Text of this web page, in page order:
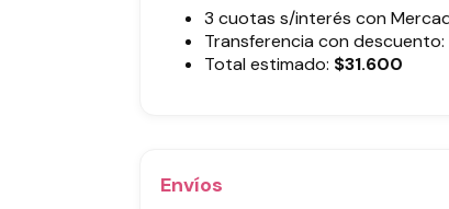
3 cuotas s/interés con
Transferencia con descuento:
Total estimado: $31.600
Envíos